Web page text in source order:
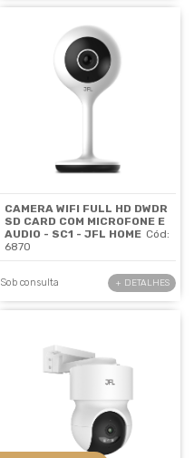
CAMERA WIFI FULL HD DWDR
SD CARD COM MICROFONE E
AUDIO - SC1 - JFL HOME Cód:
6870
Sob consulta + DETALHES